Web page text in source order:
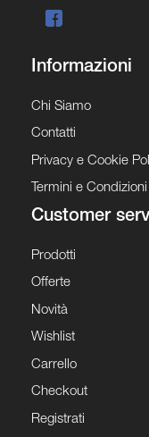
Informazioni
Chi Siamo
Contatti
Privacy e Cookie
Termini e Condizioni
Customer
Prodotti
Offerte
Novità
Wishlist
Carrello
Checkout
Registrati